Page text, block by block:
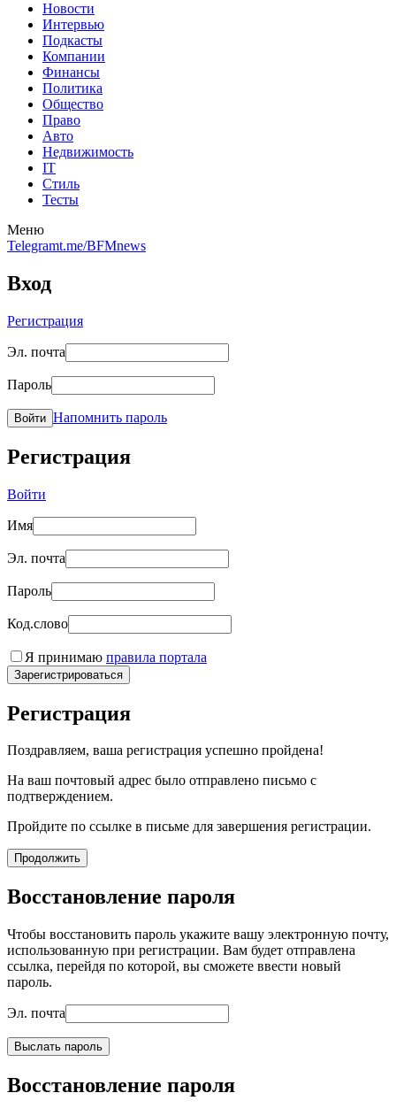
Новости
Интервью
Подкасты
Компании
Финансы
Политика
Общество
Право
Авто
Недвижимость
IT
Стиль
Тесты
Меню
Telegramt.me/BFMnews
Вход
Регистрация
Эл. почта
Пароль
Войти Напомнить пароль
Регистрация
Войти
Имя
Эл. почта
Пароль
Код.слово
Я принимаю правила портала
Зарегистрироваться
Регистрация
Поздравляем, ваша регистрация успешно пройдена!
На ваш почтовый адрес было отправлено письмо с
подтверждением.
Пройдите по ссылке в письме для завершения регистрации.
Продолжить
Восстановление пароля
Чтобы восстановить пароль укажите вашу электронную почту,
использованную при регистрации. Вам будет отправлена
ссылка, перейдя по которой, вы сможете ввести новый
пароль.
Эл. почта
Выслать пароль
Восстановление пароля